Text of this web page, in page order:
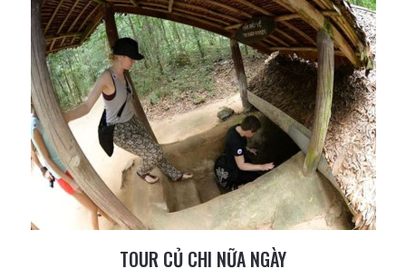
TOUR CỦ CHI NỮA NGÀY